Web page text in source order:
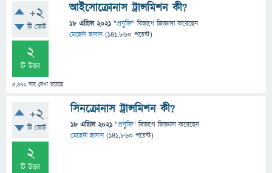
+2
টি ভোট
2
টি উত্তর
5,472বার দেখা হয়েছে
আইসোক্রোনাস ট্রান্সমিশন কী?
18 এপ্রিল 2021 "প্রযুক্তি" বিভাগে জিজ্ঞাসাকরেছেন
মেহেদী হাসান (141,860 পয়েন্ট)
+2
টি ভোট
2
টি উত্তর
সিনক্রোনাস ট্রান্সমিশন কী?
18 এপ্রিল 2021 "প্রযুক্তি" বিভাগে জিজ্ঞাসাকরেছেন
মেহেদী হাসান (141,860 পয়েন্ট)